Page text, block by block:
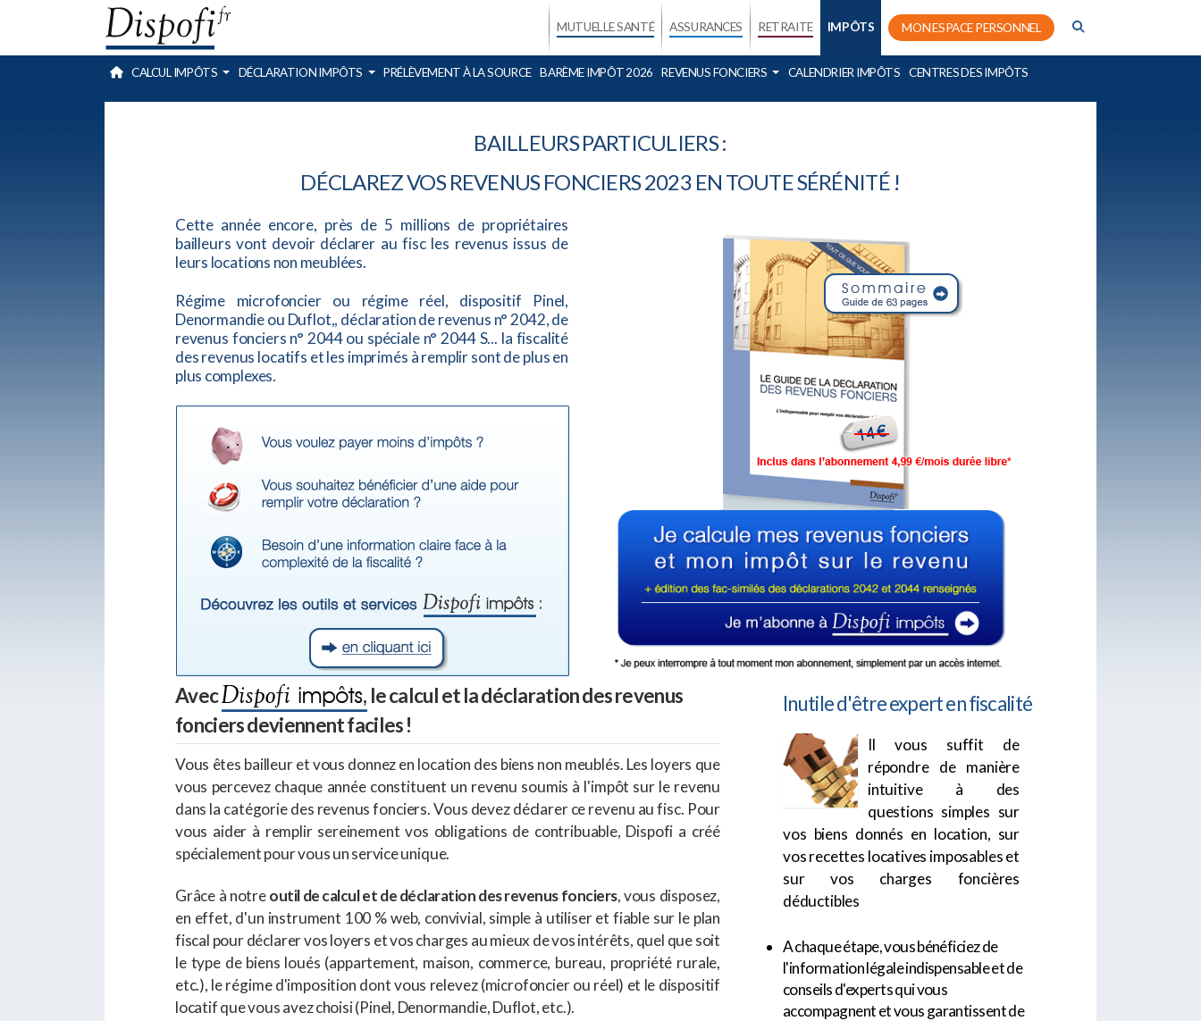
MUTUELLE SANTÉ ASSURANCES RETRAITE IMPÔTS MON ESPACE PERSONNEL
CALCUL IMPÔTS DÉCLARATION IMPÔTS PRÉLÈVEMENT À LA SOURCE BARÈME IMPÔT 2026 REVENUS FONCIERS CALENDRIER IMPÔTS CENTRES DES IMPÔTS
BAILLEURS PARTICULIERS :
DÉCLAREZ VOS REVENUS FONCIERS 2023 EN TOUTE SÉRÉNITÉ !
Cette année encore, près de 5 millions de propriétaires
bailleurs vont devoir déclarer au fisc les revenus issus de
leurs locations non meublées.
Régime microfoncier ou régime réel, dispositif Pinel,
Denormandie ou Duflot,, déclaration de revenus n° 2042, de
revenus fonciers n° 2044 ou spéciale n° 2044 S... la fiscalité
des revenus locatifs et les imprimés à remplir sont de plus en
plus complexes.
Avec
le calcul et la déclaration des revenus
fonciers deviennent faciles !
Vous êtes bailleur et vous donnez en location des biens non meublés. Les loyers que
vous percevez chaque année constituent un revenu soumis à l'impôt sur le revenu
dans la catégorie des revenus fonciers. Vous devez déclarer ce revenu au fisc. Pour
vous aider à remplir sereinement vos obligations de contribuable, Dispofi a créé
spécialement pour vous un service unique.
Grâce à notreoutil de calcul et de déclaration des revenus fonciers, vous disposez,
en effet, d'un instrument 100 % web, convivial, simple à utiliser et fiable sur le plan
fiscal pour déclarer vos loyers et vos charges au mieux de vos intérêts, quel que soit
le type de biens loués (appartement, maison, commerce, bureau, propriété rurale,
etc.), le régime d'imposition dont vous relevez (microfoncier ou réel) et le dispositif
locatif que vous avez choisi (Pinel, Denormandie, Duflot, etc.).
Inutile d'être expert en fiscalité
Il vous suffit de
répondre de manière
intuitive à des
questions simples sur
vos biens donnés en location, sur
vos recettes locatives imposables et
sur vos charges foncières
déductibles
A chaque étape, vous bénéficiez de
l'information légale indispensable et de
conseils d'experts qui vous
accompagnent et vous garantissent de